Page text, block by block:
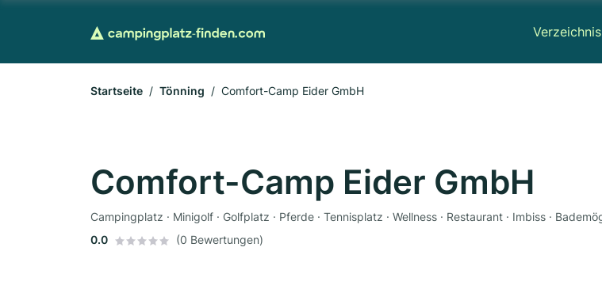
Verzeichnis
Startseite Tönning Comfort-Camp Eider GmbH
Comfort-Camp Eider GmbH
0.0
(0 Bewertungen)